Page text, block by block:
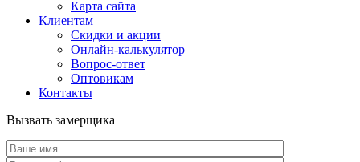
Карта сайта
Клиентам
Скидки и акции
Онлайн-калькулятор
Вопрос-ответ
Оптовикам
Контакты
Вызвать замерщика